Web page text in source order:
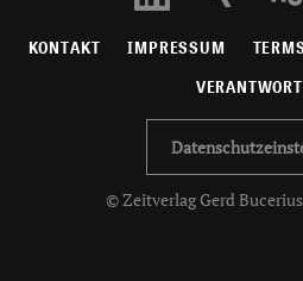
KONTAKT IMPRESSUM
© Zeitverlag Gerd